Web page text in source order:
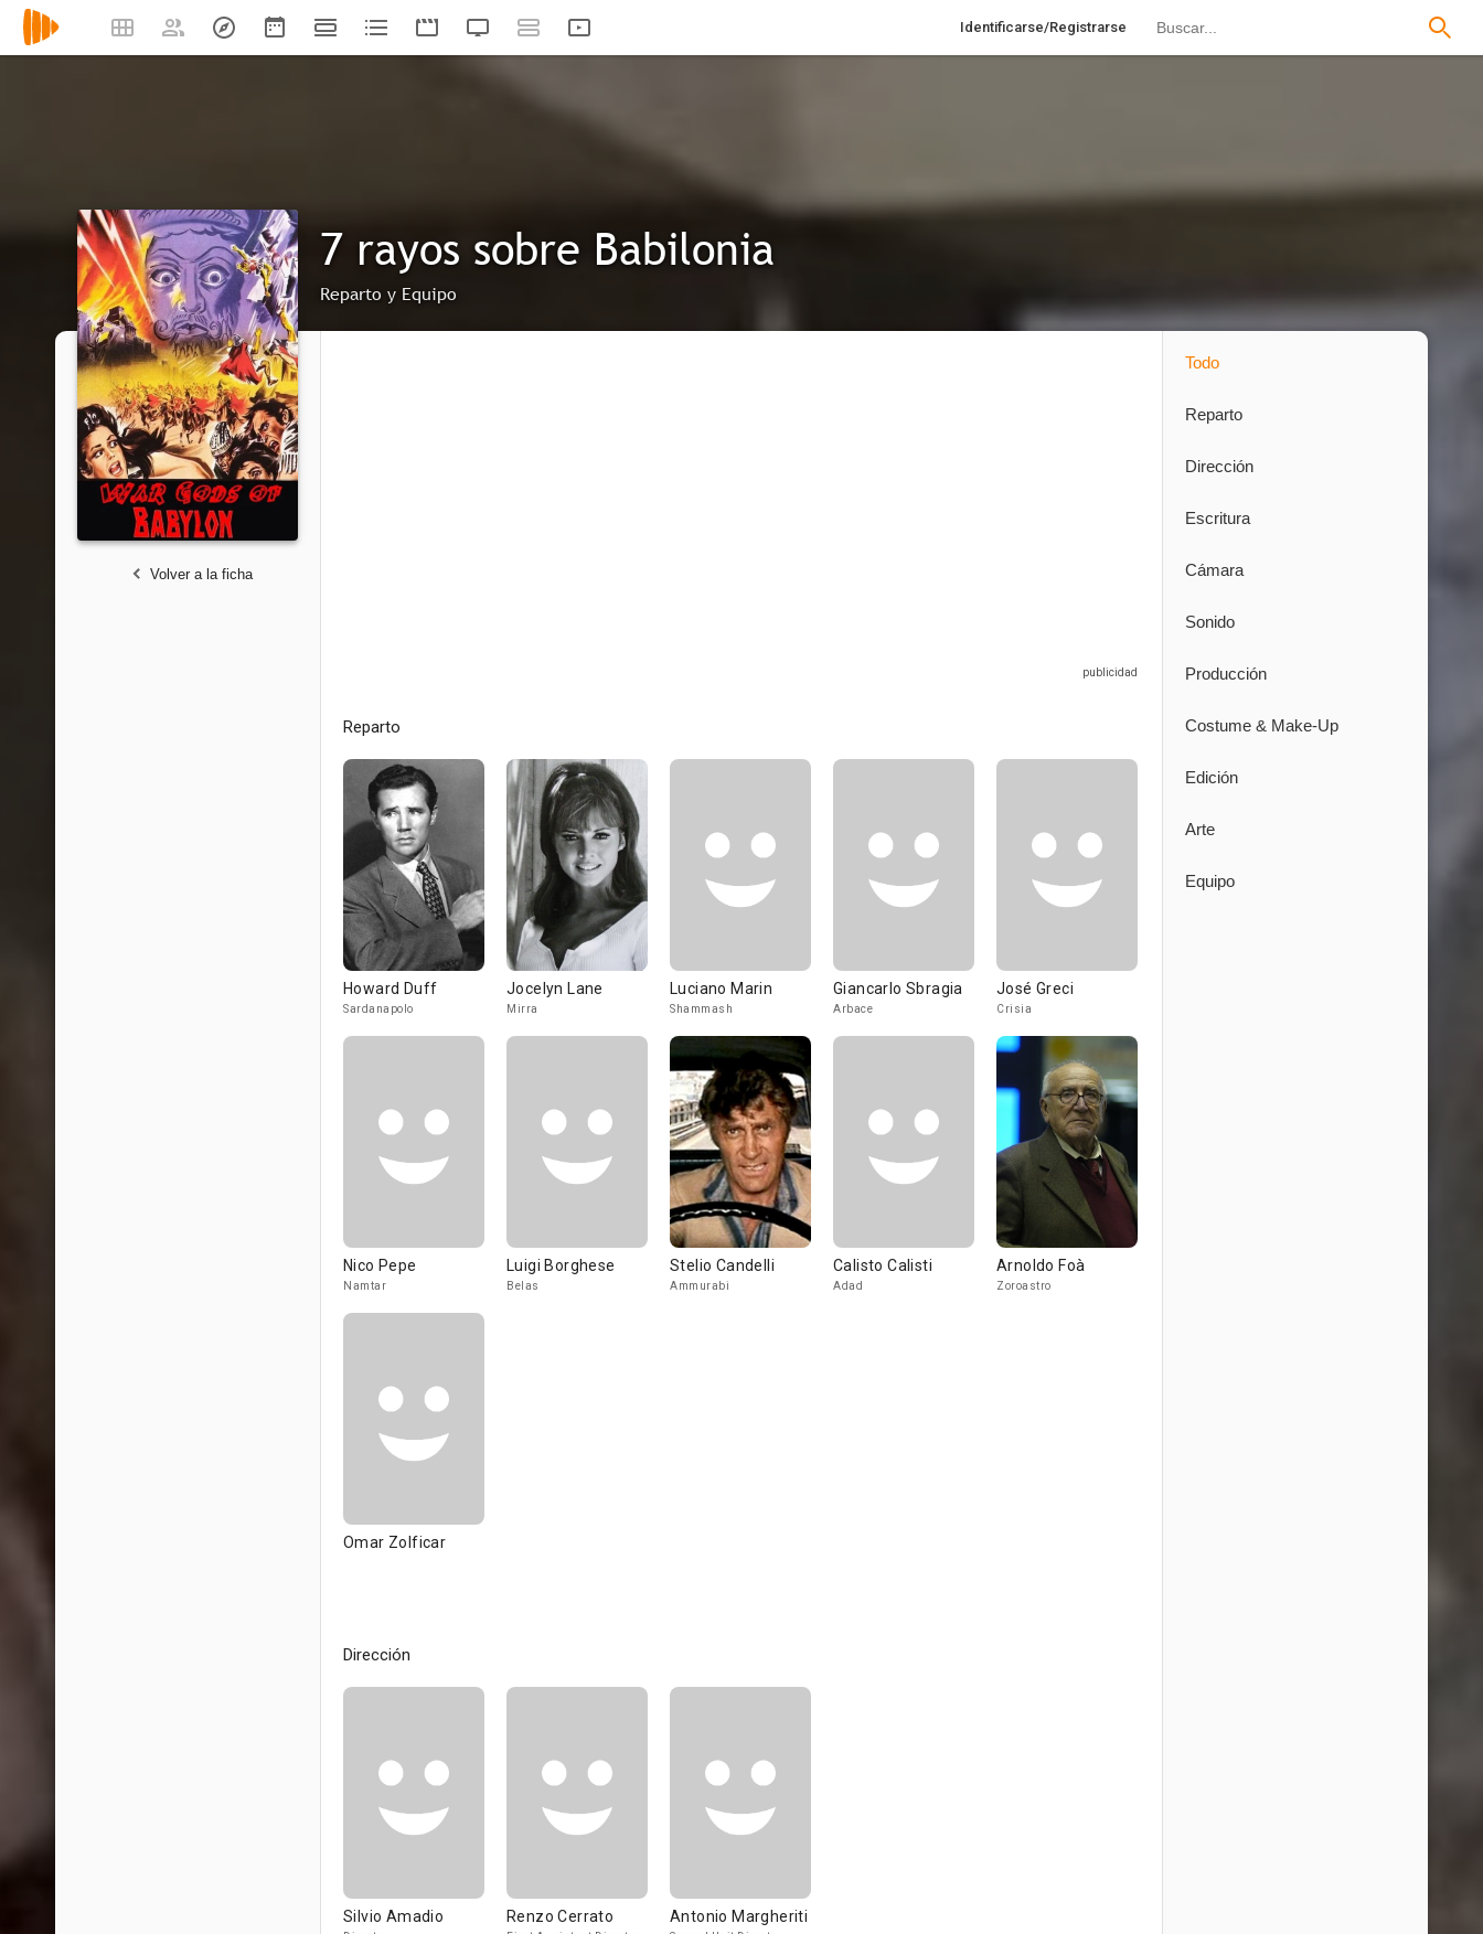
Identificarse/Registrarse
7 rayos sobre Babilonia
Reparto y Equipo
Volver a la ficha
Reparto
Howard Duff
Sardanapolo
Jocelyn Lane
Mirra
Luciano Marin
Shammash
Giancarlo Sbragia
Arbace
José Greci
Crisia
Nico Pepe
Namtar
Luigi Borghese
Belas
Stelio Candelli
Ammurabi
Calisto Calisti
Adad
Arnoldo Foà
Zoroastro
Omar Zolficar
Dirección
Silvio Amadio Renzo Cerrato Antonio Margheriti
Todo
Reparto
Dirección
Escritura
Cámara
Sonido
Producción
Costume & Make-Up
Edición
Arte
Equipo